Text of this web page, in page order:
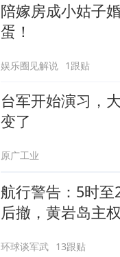
陪嫁房成小姑子
蛋！
娱乐圈见解说 1跟贴
台军开始演习，
变了
原广工业
航行警告：5时
后撤，黄岩岛主
环球谈军武 13跟贴